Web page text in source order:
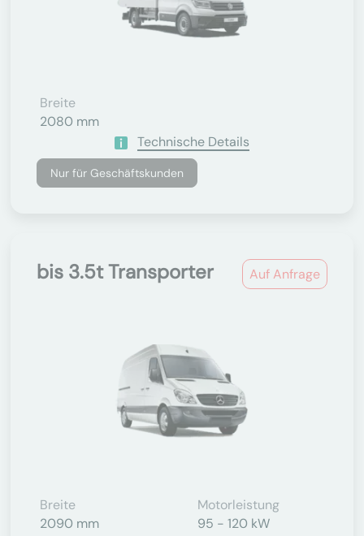
Breite
2080 mm
Technische Details
Nur für Geschäftskunden
Auf Anfrage
bis 3.5t Transporter
Breite
2090 mm
Motorleistung
95 - 120 kW